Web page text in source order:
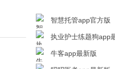
智慧托管app官方版
执业护士练题狗app
牛客app最新版